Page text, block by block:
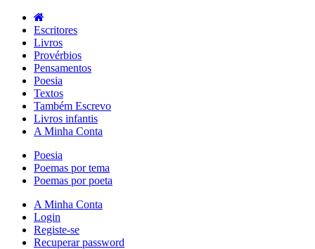
Escritores
Livros
Provérbios
Pensamentos
Poesia
Textos
Também Escrevo
Livros infantis
A Minha Conta
Poesia
Poemas por tema
Poemas por poeta
A Minha Conta
Login
Registe-se
Recuperar password